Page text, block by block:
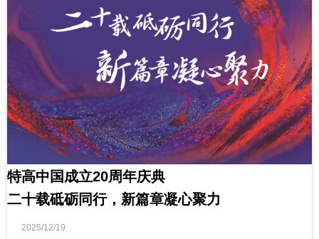
特高中国成立20周年庆典
二十载砥砺同行，新篇章凝心聚力
2025/12/19